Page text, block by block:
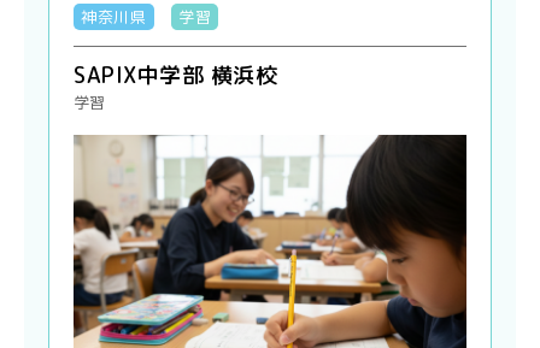
神奈川県 学習
SAPIX中学部 横浜校
学習